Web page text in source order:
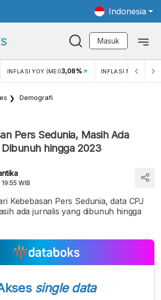
Indonesia
Masuk
INFLASI YOY (MEI)3,08% INFLASI MOM (MEI)
Demografi
Pers Sedunia, Masih Ada
hingga 2023
WIB
Kebebasan Pers Sedunia, data CPJ
ada jurnalis yang dibunuh hingga
single data